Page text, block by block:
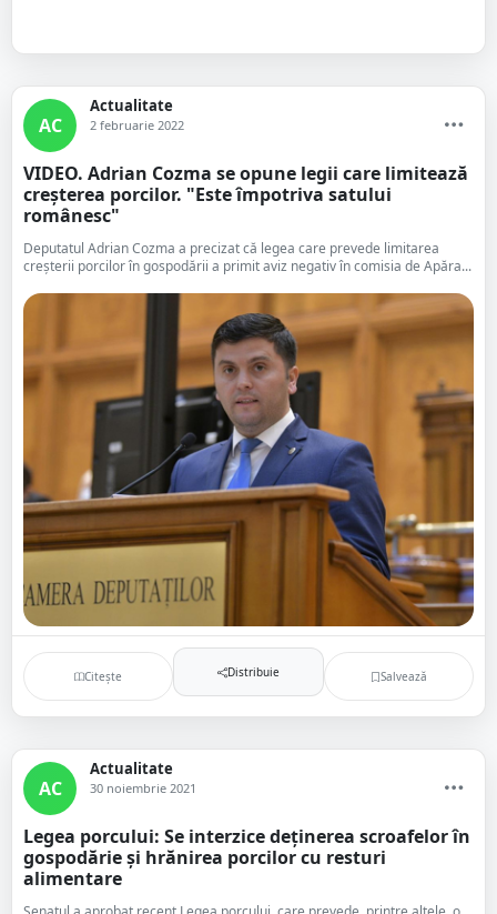
AC
Actualitate
2 februarie 2022
VIDEO. Adrian Cozma se opune legii care limitează
creșterea porcilor. "Este împotriva satului
românesc"
Deputatul Adrian Cozma a precizat că legea care prevede limitarea
creșterii porcilor în gospodării a primit aviz negativ în comisia de Apăra...
Citește Distribuie Salvează
AC
Actualitate
30 noiembrie 2021
Legea porcului: Se interzice deţinerea scroafelor în
gospodărie şi hrănirea porcilor cu resturi
alimentare